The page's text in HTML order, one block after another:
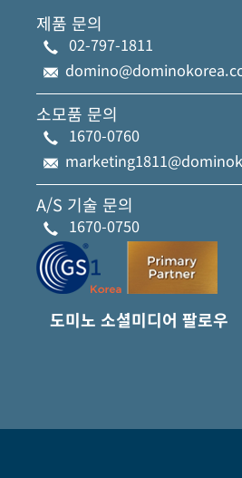
제품 문의
02-797-1811
소모품 문의
1670-0760
A/S 기술 문의
1670-0750
도미노 소셜미디어 팔로우